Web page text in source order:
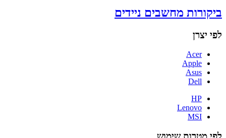
ביקורות מחשבים ניידים
לפי יצרן
Acer
Apple
Asus
Dell
HP
Lenovo
MSI